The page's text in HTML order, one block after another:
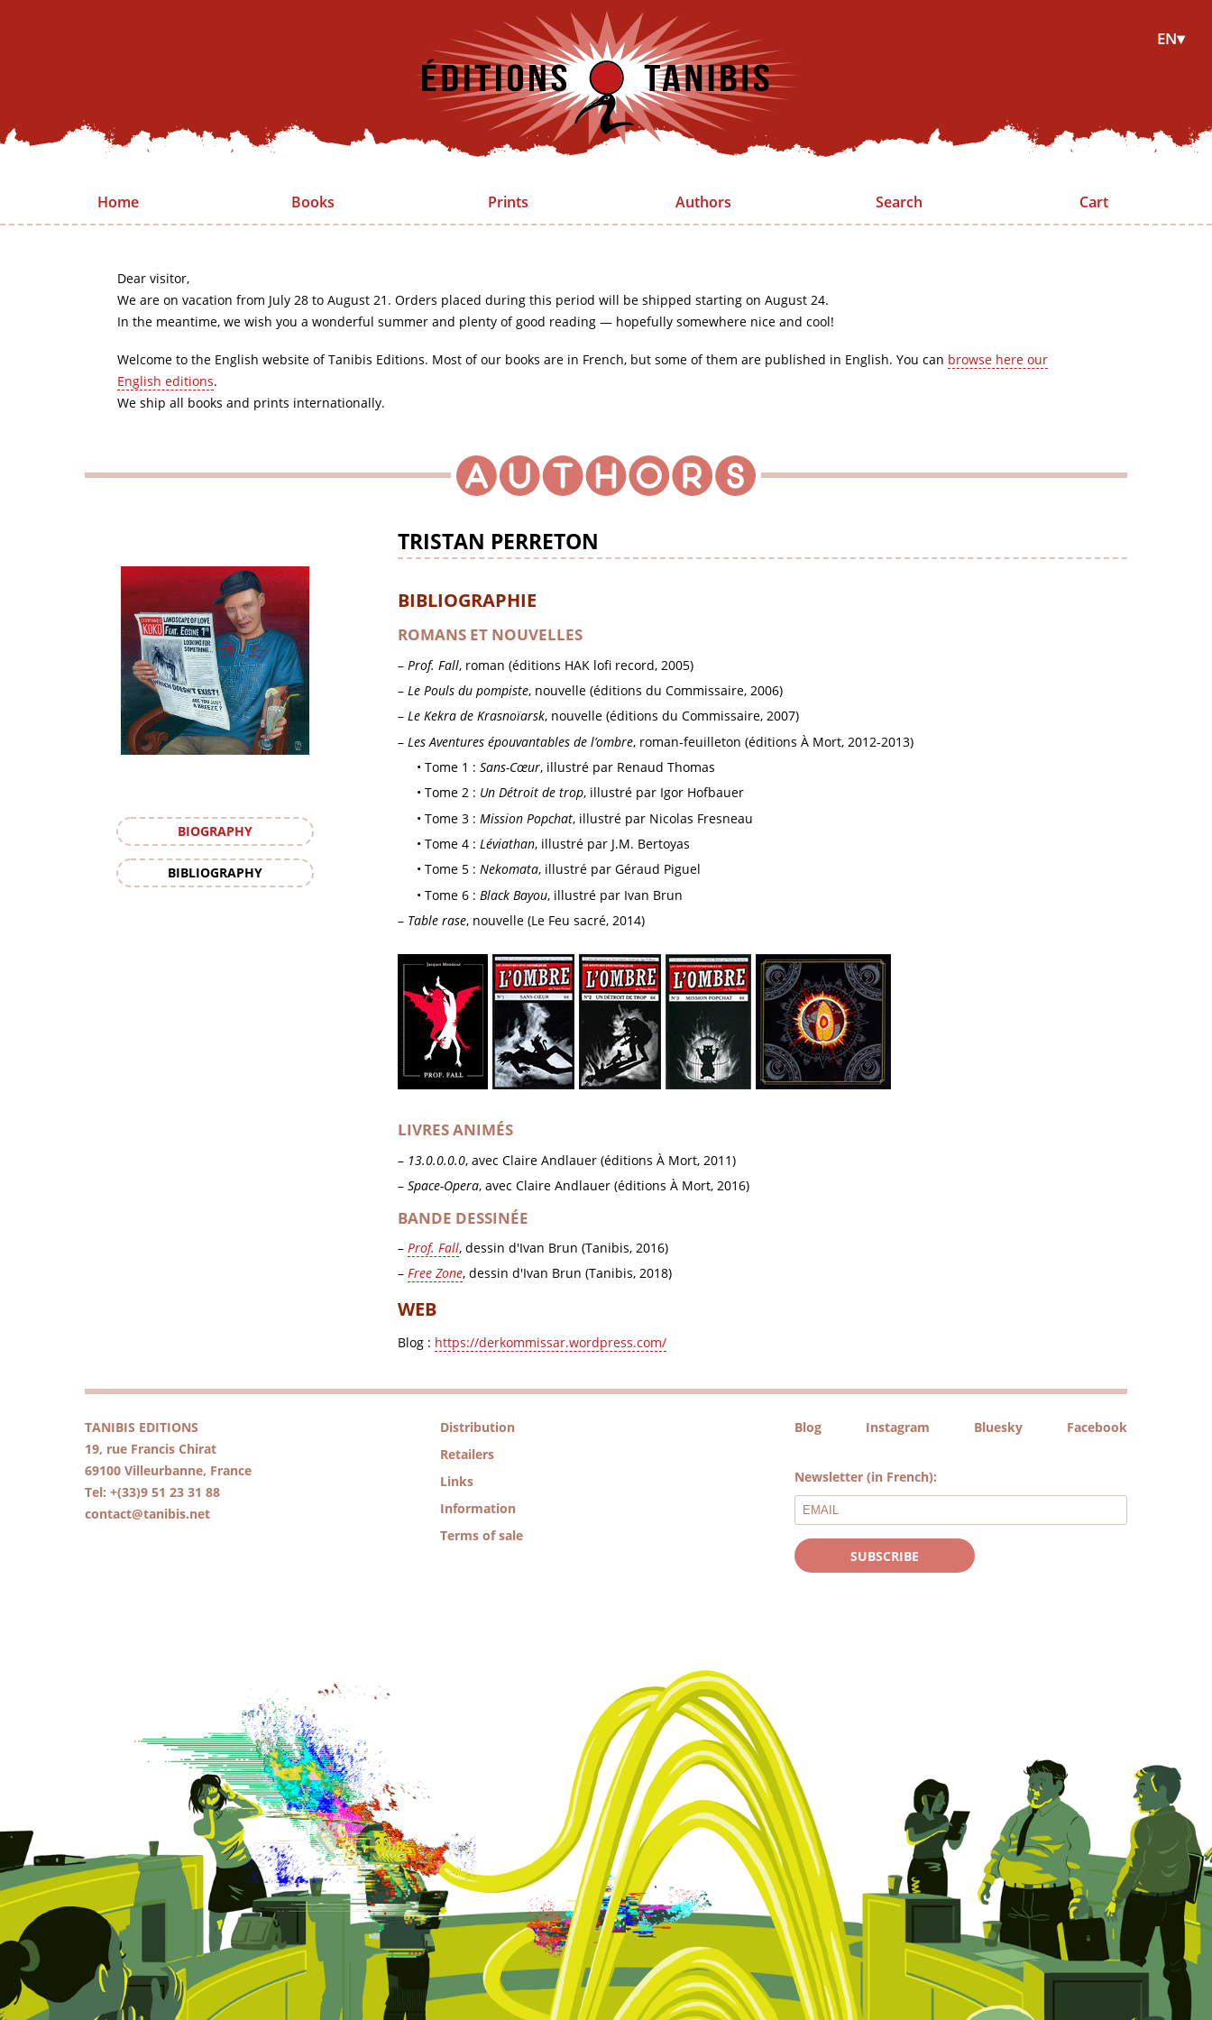
EN▾
Home Books Prints Authors Search Cart
Dear visitor,
We are on vacation from July 28 to August 21. Orders placed during this period will be shipped starting on August 24.
In the meantime, we wish you a wonderful summer and plenty of good reading — hopefully somewhere nice and cool!
Welcome to the English website of Tanibis Editions. Most of our books are in French, but some of them are published in English. You can browse here our
English editions.
We ship all books and prints internationally.
BIOGRAPHY
BIBLIOGRAPHY
TRISTAN PERRETON
BIBLIOGRAPHIE
ROMANS ET NOUVELLES
Prof. Fall, roman (éditions HAK lofi record, 2005)
Le Pouls du pompiste, nouvelle (éditions du Commissaire, 2006)
Le Kekra de Krasnoïarsk, nouvelle (éditions du Commissaire, 2007)
Les Aventures épouvantables de l’ombre, roman-feuilleton (éditions À Mort, 2012-2013)
Tome 1 :Sans-Cœur, illustré par Renaud Thomas
Tome 2 : Un Détroit de trop, illustré par Igor Hofbauer
Tome 3 :Mission Popchat, illustré par Nicolas Fresneau
Tome 4 :Léviathan, illustré par J.M. Bertoyas
Tome 5 :Nekomata, illustré par Géraud Piguel
Tome 6 : Black Bayou, illustré par Ivan Brun
Table rase, nouvelle (Le Feu sacré, 2014)
LIVRES ANIMÉS
13.0.0.0.0, avec Claire Andlauer (éditions À Mort, 2011)
Space-Opera, avec Claire Andlauer (éditions À Mort, 2016)
BANDE DESSINÉE
Prof. Fall, dessin d'Ivan Brun (Tanibis, 2016)
Free Zone, dessin d'Ivan Brun (Tanibis, 2018)
WEB
Blog : https://derkommissar.wordpress.com/
TANIBIS EDITIONS
19, rue Francis Chirat
69100 Villeurbanne, France
Tel: +(33)9 51 23 31 88
contact@tanibis.net
Distribution
Retailers
Links
Information
Terms of sale
Blog Instagram Bluesky Facebook
Newsletter (in French):
SUBSCRIBE